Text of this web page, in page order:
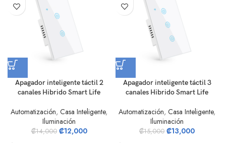
Apagador inteligente táctil 2
canales Hibrido Smart Life
Automatización, Casa Inteligente,
Iluminación
₡14,000 ₡12,000
Apagador inteligente táctil 3
canales Hibrido Smart Life
Automatización, Casa Inteligente,
Iluminación
₡15,000 ₡13,000